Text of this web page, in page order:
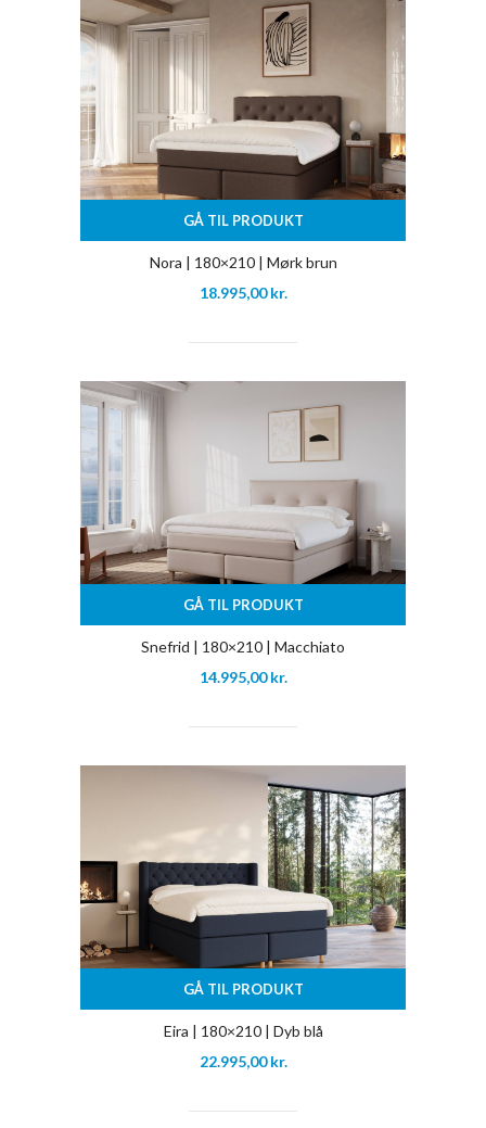
GÅ TIL PRODUKT
Nora | 180×210 | Mørk brun
18.995,00kr.
GÅ TIL PRODUKT
Snefrid | 180×210 | Macchiato
14.995,00kr.
GÅ TIL PRODUKT
Eira | 180×210 | Dyb blå
22.995,00kr.